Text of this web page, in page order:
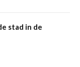
stad in de